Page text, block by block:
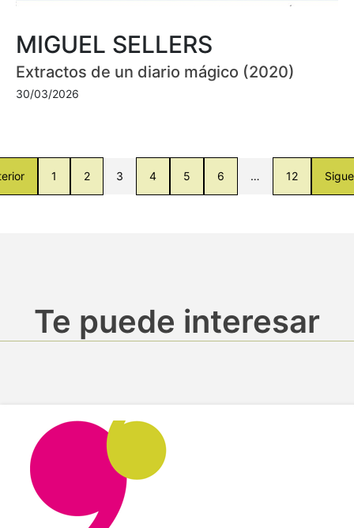
MIGUEL SELLERS
Extractos de un diario mágico (2020)
30/03/2026
1 2 3 4 5 6 … 12
Te puede interesar